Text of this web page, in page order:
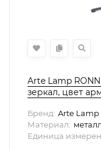
Arte Lamp
зеркал, цвет
Бренд: Arte Lamp
Материал:
Единица